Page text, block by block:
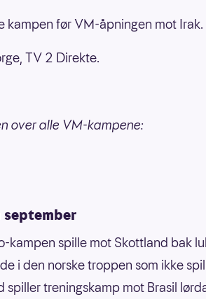
kampen før VM-åpningen mot Irak.
TV 2 Direkte.
over alle VM-kampene:
kampen spille mot Skottland bak
i den norske troppen som ikke
spiller treningskamp mot Brasil